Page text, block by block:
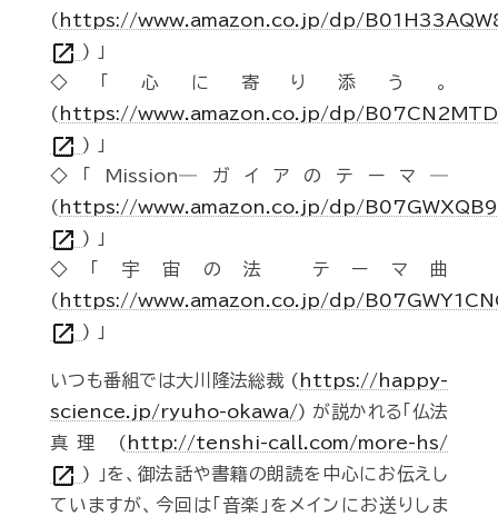
( https://www.amazon.co.jp/dp/
open_in_new ) 」
◇「心に寄り添う。
( https://www.amazon.co.jp/dp/
open_in_new ) 」
◇「Mission―ガイアのテーマ―
( https://www.amazon.co.jp/dp/
open_in_new ) 」
◇「宇宙の法 テーマ曲
( https://www.amazon.co.jp/dp/
open_in_new ) 」
いつも番組では大川隆法総裁 ( https://happy-
science.jp/ryuho-okawa/) が説かれる「仏法
真理 ( http://tenshi-call.com/more-hs/
open_in_new ) 」を、御法話や書籍の朗読を中心にお伝えし
ていますが、今回は「音楽」をメインにお送りしま